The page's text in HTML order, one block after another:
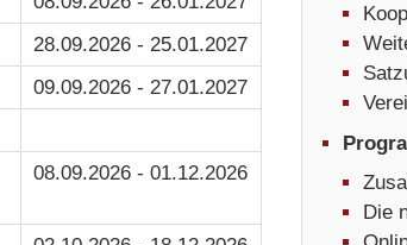
28.09.2026 - 25.01.2027
09.09.2026 - 27.01.2027
08.09.2026 - 01.12.2026
Die